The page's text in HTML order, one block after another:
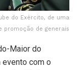
do Exército, de uma
promoção de generais
Maior do
com o